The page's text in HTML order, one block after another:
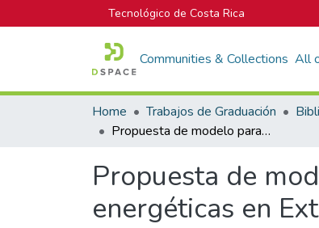
Tecnológico de Costa Rica
Communities & Collections All
Home Trabajos de Graduación
Propuesta de modelo para la evaluación y selección de comunidades energéticas en Extremadura en el marco del proyecto TRANSCOM
Propuesta de
energéticas en